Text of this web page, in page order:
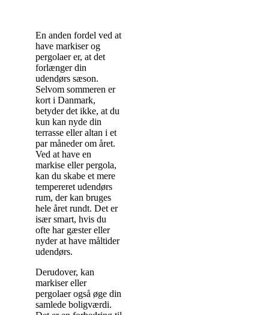
En anden fordel ved at
have markiser og
pergolaer er, at det
forlænger din
udendørs sæson.
Selvom sommeren er
kort i Danmark,
betyder det ikke, at du
kun kan nyde din
terrasse eller altan i et
par måneder om året.
Ved at have en
markise eller pergola,
kan du skabe et mere
tempereret udendørs
rum, der kan bruges
hele året rundt. Det er
især smart, hvis du
ofte har gæster eller
nyder at have måltider
udendørs.
Derudover, kan
markiser eller
pergolaer også øge din
samlede boligværdi.